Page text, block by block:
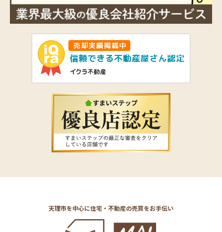
天理市を中心に住宅・不動産の売買をお手伝い